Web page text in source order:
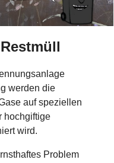
Restmüll
werden die
auf speziellen
hochgiftige
wird.
Problem